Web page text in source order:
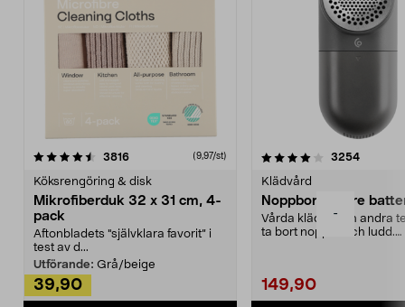
-
3816recensioner (9,97/st)
Köksrengöring & disk
Mikrofiberduk 32 x 31 cm, 4-
pack
Aftonbladets "självklara favorit” i
test av d...
Utförande: Grå/beige
39,90
4.0av 5 stjärnor 3254
Klädvård
Noppborttagare
Vårda kläder och andra
ta bort noppor och ludd.
149,90
4.5av 5 stjärnor